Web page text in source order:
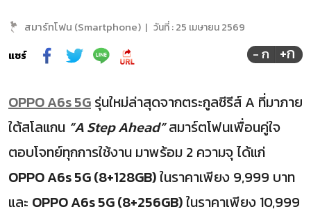
สมาร์ทโฟน (Smartphone) | วันที่ :25 เมษายน 2569
แชร์
- ก +ก
OPPO A6s 5G รุ่นใหม่ล่าสุดจากตระกูลซีรีส์ A ที่มาภาย
ใต้สโลแกน “A Step Ahead”สมาร์ตโฟนเพื่อนคู่ใจ
ตอบโจทย์ทุกการใช้งาน มาพร้อม 2 ความจุ ได้แก่
OPPO A6s 5G (8+128GB)ในราคาเพียง 9,999 บาท
และ OPPO A6s 5G (8+256GB)ในราคาเพียง 10,999